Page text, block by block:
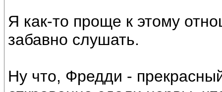
Я как-то проще к этому
забавно слушать.
Ну что, Фредди -